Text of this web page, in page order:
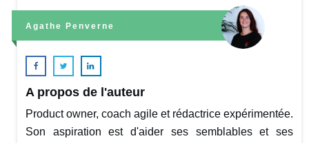
Agathe Penverne
A propos de l'auteur
Product owner, coach agile et rédactrice expérimentée.
Son aspiration est d'aider ses semblables et ses